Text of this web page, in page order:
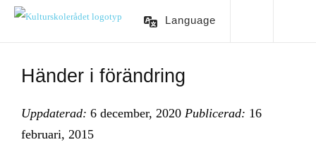
Language
Händer i förändring
Uppdaterad: 6 december, 2020 Publicerad: 16
februari, 2015